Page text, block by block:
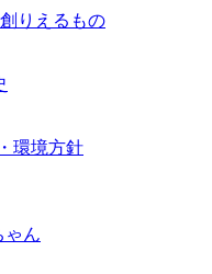
りえるもの
環境方針
ゃん